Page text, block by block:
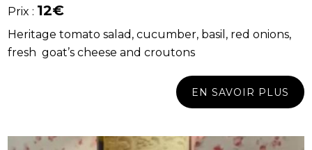
Prix : 12€
Heritage tomato salad, cucumber, basil, red onions,
fresh goat’s cheese and croutons
EN SAVOIR PLUS